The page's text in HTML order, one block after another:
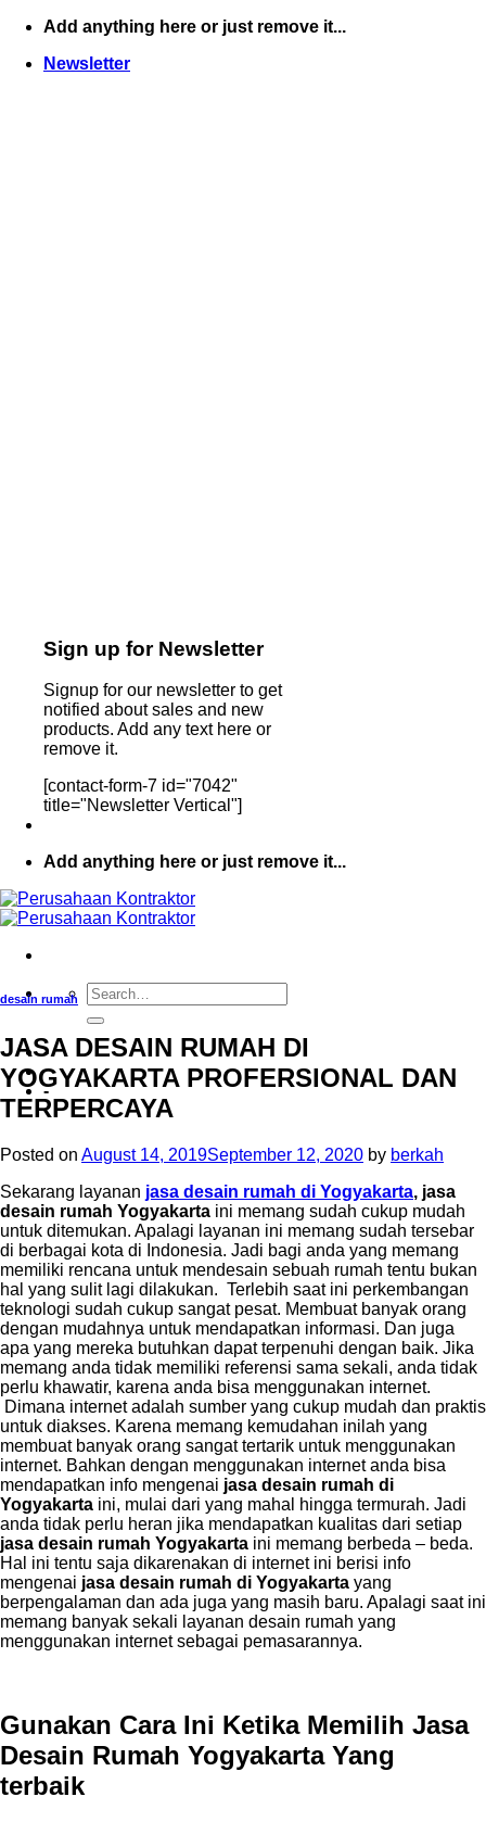
Skip
content
Add anything here or just remove it...
Newsletter
Sign up for Newsletter
Signup for our newsletter to get
notified about sales and new
products. Add any text here or
remove it.
[contact-form-7 id="7042"
title="Newsletter Vertical"]
Add anything here or just remove it...
-
-
desain rumah
JASA DESAIN RUMAH DI
YOGYAKARTA PROFERSIONAL DAN
TERPERCAYA
Posted on August 14, 2019September 12, 2020 by berkah
Sekarang layanan jasa desain rumah di Yogyakarta, jasa
desain rumah Yogyakarta ini memang sudah cukup mudah
untuk ditemukan. Apalagi layanan ini memang sudah tersebar
di berbagai kota di Indonesia. Jadi bagi anda yang memang
memiliki rencana untuk mendesain sebuah rumah tentu bukan
hal yang sulit lagi dilakukan. Terlebih saat ini perkembangan
teknologi sudah cukup sangat pesat. Membuat banyak orang
dengan mudahnya untuk mendapatkan informasi. Dan juga
apa yang mereka butuhkan dapat terpenuhi dengan baik. Jika
memang anda tidak memiliki referensi sama sekali, anda tidak
perlu khawatir, karena anda bisa menggunakan internet.
Dimana internet adalah sumber yang cukup mudah dan praktis
untuk diakses. Karena memang kemudahan inilah yang
membuat banyak orang sangat tertarik untuk menggunakan
internet. Bahkan dengan menggunakan internet anda bisa
mendapatkan info mengenai jasa desain rumah di
Yogyakarta ini, mulai dari yang mahal hingga termurah. Jadi
anda tidak perlu heran jika mendapatkan kualitas dari setiap
jasa desain rumah Yogyakarta ini memang berbeda – beda.
Hal ini tentu saja dikarenakan di internet ini berisi info
mengenai jasa desain rumah di Yogyakarta yang
berpengalaman dan ada juga yang masih baru. Apalagi saat ini
memang banyak sekali layanan desain rumah yang
menggunakan internet sebagai pemasarannya.
Gunakan Cara Ini Ketika Memilih Jasa
Desain Rumah Yogyakarta Yang
terbaik